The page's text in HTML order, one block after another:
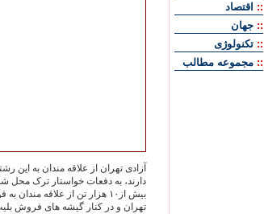
آزادى تهران از علاقه مندان به
دارند، به دفعات خواستار ترک محل
بيش از۱۰ هزار تن از علاقه مندان به فوتبال در بيرون ورزشگاه آزادى
تهران و در کنار گيشه هاى فروش
:: اقتصاد
:: جهان
:: تکنولوژی
:: مجموعه مطالب